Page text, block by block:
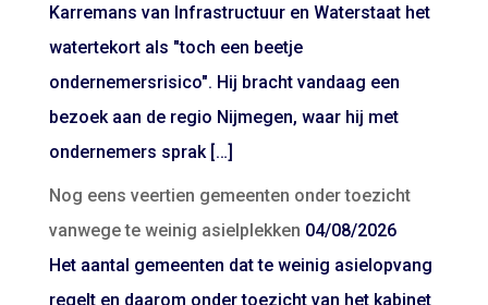
Karremans van Infrastructuur en Waterstaat het
watertekort als "toch een beetje
ondernemersrisico". Hij bracht vandaag een
bezoek aan de regio Nijmegen, waar hij met
ondernemers sprak […]
Nog eens veertien gemeenten onder toezicht
vanwege te weinig asielplekken 04/08/2026
Het aantal gemeenten dat te weinig asielopvang
regelt en daarom onder toezicht van het kabinet